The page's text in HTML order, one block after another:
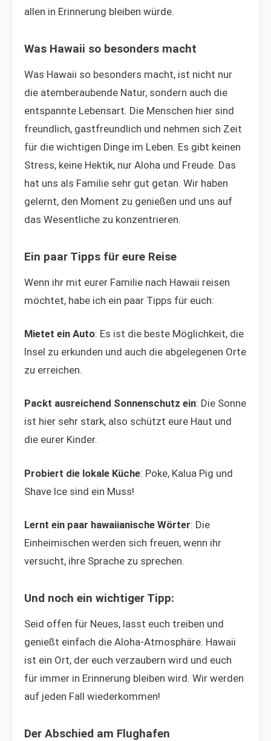
allen in Erinnerung bleiben würde.
Was Hawaii so besonders macht
Was Hawaii so besonders macht, ist nicht nur
die atemberaubende Natur, sondern auch die
entspannte Lebensart. Die Menschen hier sind
freundlich, gastfreundlich und nehmen sich Zeit
für die wichtigen Dinge im Leben. Es gibt keinen
Stress, keine Hektik, nur Aloha und Freude. Das
hat uns als Familie sehr gut getan. Wir haben
gelernt, den Moment zu genießen und uns auf
das Wesentliche zu konzentrieren.
Ein paar Tipps für eure Reise
Wenn ihr mit eurer Familie nach Hawaii reisen
möchtet, habe ich ein paar Tipps für euch:
Mietet ein Auto: Es ist die beste Möglichkeit, die
Insel zu erkunden und auch die abgelegenen Orte
zu erreichen.
Packt ausreichend Sonnenschutz ein: Die Sonne
ist hier sehr stark, also schützt eure Haut und
die eurer Kinder.
Probiert die lokale Küche: Poke, Kalua Pig und
Shave Ice sind ein Muss!
Lernt ein paar hawaiianische Wörter: Die
Einheimischen werden sich freuen, wenn ihr
versucht, ihre Sprache zu sprechen.
Und noch ein wichtiger Tipp:
Seid offen für Neues, lasst euch treiben und
genießt einfach die Aloha-Atmosphäre. Hawaii
ist ein Ort, der euch verzaubern wird und euch
für immer in Erinnerung bleiben wird. Wir werden
auf jeden Fall wiederkommen!
Der Abschied am Flughafen